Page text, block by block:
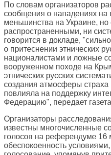
По словам организаторов
сообщения о нападениях на
меньшинства на Украине,
распространенными, ни
говорится в докладе,
о притеснении этнических
националистами и ложные
вооруженном походе на
этнических русских
создания атмосферы
повлияла на поддержку
Федерацию", передает
Организаторы
известны многочисленные
голосов на референдуме 16
обеспокоенность